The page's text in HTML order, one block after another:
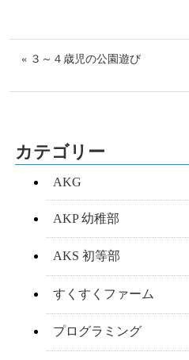
« ３～４歳児の公園遊び
カテゴリー
AKG
AKP 幼稚部
AKS 初等部
すくすくファーム
プログラミング